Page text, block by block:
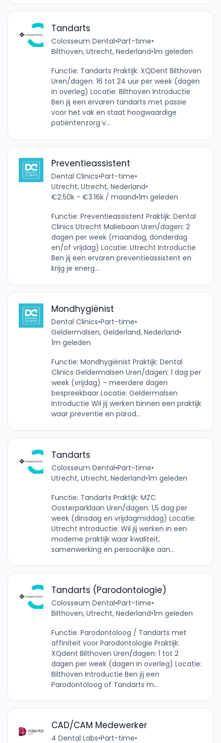
Tandarts
Colosseum Dental•Part-time•
Bilthoven, Utrecht, Nederland•1m geleden
Functie: Tandarts Praktijk: XQDent Bilthoven
Uren/dagen: 16 tot 24 uur per week (dagen
in overleg) Locatie: Bilthoven Introductie
Ben jij een ervaren tandarts met passie
voor het vak en staat hoogwaardige
patiëntenzorg v...
Preventieassistent
Dental Clinics•Part-time•
Utrecht, Utrecht, Nederland•
€2.50k - €3.16k / maand•1m geleden
Functie: Preventieassistent Praktijk: Dental
Clinics Utrecht Maliebaan Uren/dagen: 2
dagen per week (maandag, donderdag
en/of vrijdag) Locatie: Utrecht Introductie
Ben jij een ervaren preventieassistent en
krijg je energ...
Mondhygiënist
Dental Clinics•Part-time•
Geldermalsen, Gelderland, Nederland•
1m geleden
Functie: Mondhygiënist Praktijk: Dental
Clinics Geldermalsen Uren/dagen: 1 dag per
week (vrijdag) – meerdere dagen
bespreekbaar Locatie: Geldermalsen
Introductie Wil jij werken binnen een praktijk
waar preventie en parod...
Tandarts
Colosseum Dental•Part-time•
Utrecht, Utrecht, Nederland•1m geleden
Functie: Tandarts Praktijk: MZC
Oosterparklaan Uren/dagen: 1,5 dag per
week (dinsdag en vrijdagmiddag) Locatie:
Utrecht Introductie: Wil jij werken in een
moderne praktijk waar kwaliteit,
samenwerking en persoonlijke aan...
Tandarts (Parodontologie)
Colosseum Dental•Part-time•
Bilthoven, Utrecht, Nederland•1m geleden
Functie: Parodontoloog / Tandarts met
affiniteit voor Parodontologie Praktijk:
XQdent Bilthoven Uren/dagen: 1 tot 2
dagen per week (dagen in overleg) Locatie:
Bilthoven Introductie Ben jij een
Parodontoloog of Tandarts m...
CAD/CAM Medewerker
4 Dental Labs•Part-time•